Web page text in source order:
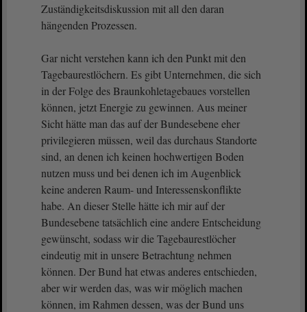
Zuständigkeitsdiskussion mit all den daran
hängenden Prozessen.
Gar nicht verstehen kann ich den Punkt mit den
Tagebaurestlöchern. Es gibt Unternehmen, die sich
in der Folge des Braunkohletagebaues vorstellen
können, jetzt Energie zu gewinnen. Aus meiner
Sicht hätte man das auf der Bundesebene eher
privilegieren müssen, weil das durchaus Standorte
sind, an denen ich keinen hochwertigen Boden
nutzen muss und bei denen ich im Augenblick
keine anderen Raum- und Interessenskonflikte
habe. An dieser Stelle hätte ich mir auf der
Bundesebene tatsächlich eine andere Entscheidung
gewünscht, sodass wir die Tagebaurestlöcher
eindeutig mit in unsere Betrachtung nehmen
können. Der Bund hat etwas anderes entschieden,
aber wir werden das, was wir möglich machen
können, im Rahmen dessen, was der Bund uns